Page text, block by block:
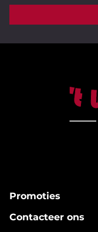
Promoties
Contacteer ons